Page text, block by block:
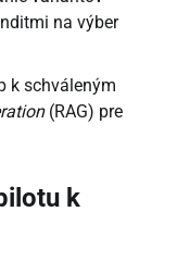
na výber
k schváleným
(RAG) pre
k